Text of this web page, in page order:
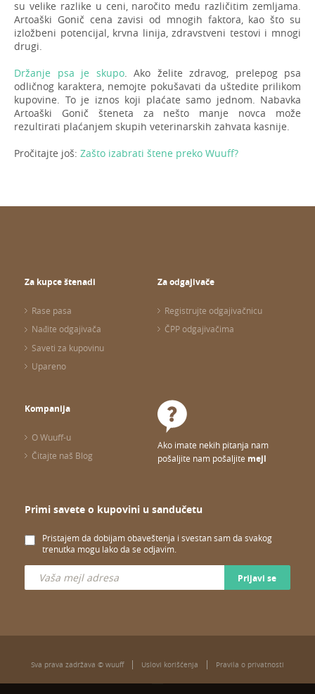
su velike razlike u ceni, naročito među različitim zemljama.
Artoaški Gonič cena zavisi od mnogih faktora, kao što su
izložbeni potencijal, krvna linija, zdravstveni testovi i mnogi
drugi.
Držanje psa je skupo. Ako želite zdravog, prelepog psa
odličnog karaktera, nemojte pokušavati da uštedite prilikom
kupovine. To je iznos koji plaćate samo jednom. Nabavka
Artoaški Gonič šteneta za nešto manje novca može
rezultirati plaćanjem skupih veterinarskih zahvata kasnije.
Pročitajte još: Zašto izabrati štene preko Wuuff?
Za kupce štenadi
Rase pasa
Nađite odgajivača
Saveti za kupovinu
Upareno
Za odgajivače
Registrujte odgajivačnicu
ČPP odgajivačima
Kompanija
O Wuuff-u
Čitajte naš Blog
Ako imate nekih pitanja nam
pošaljite nam pošaljite mejl
Primi savete o kupovini u sandučetu
Pristajem da dobijam obaveštenja i svestan sam da svakog
trenutka mogu lako da se odjavim.
Prijavi se
Sva prava zadržava © wuuff Uslovi korišćenja Pravila o privatnosti